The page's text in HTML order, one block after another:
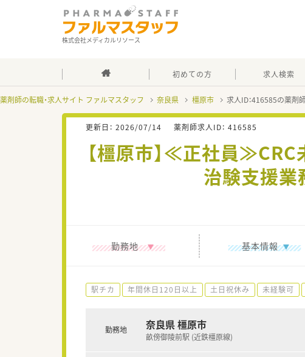
株式会社メディカルリソース
初めての方 求人検索
薬剤師の転職・求人サイト ファルマスタッフ 奈良県 橿原市 求人ID：416585の薬剤
更新日： 2026/07/14 薬剤師求人ID： 416585
【橿原市】≪正社員
治験支援業
勤務地 基本情報
駅チカ 年間休日120日以上 土日祝休み 未経験可
勤務地 奈良県 橿原市
畝傍御陵前駅 (近鉄橿原線)